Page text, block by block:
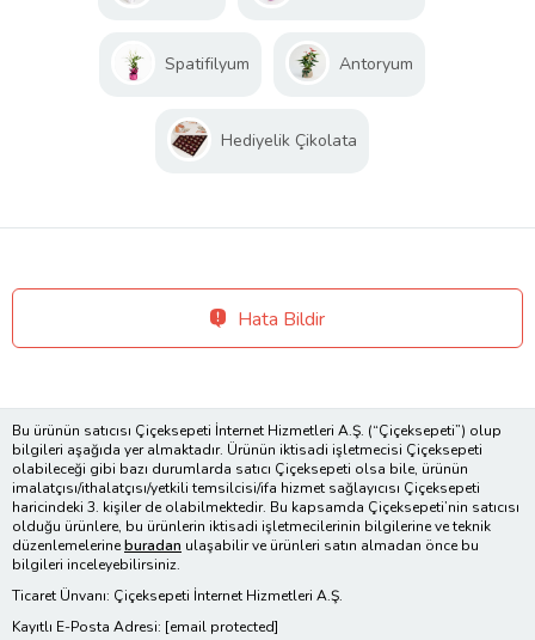
Spatifilyum Antoryum
Hediyelik Çikolata
Hata Bildir
Bu ürünün satıcısı Çiçeksepeti İnternet Hizmetleri A.Ş. (“Çiçeksepeti”) olup
bilgileri aşağıda yer almaktadır. Ürünün iktisadi işletmecisi Çiçeksepeti
olabileceği gibi bazı durumlarda satıcı Çiçeksepeti olsa bile, ürünün
imalatçısı/ithalatçısı/yetkili temsilcisi/ifa hizmet sağlayıcısı Çiçeksepeti
haricindeki 3. kişiler de olabilmektedir. Bu kapsamda Çiçeksepeti’nin satıcısı
olduğu ürünlere, bu ürünlerin iktisadi işletmecilerinin bilgilerine ve teknik
düzenlemelerineburadan ulaşabilir ve ürünleri satın almadan önce bu
bilgileri inceleyebilirsiniz.
Ticaret Ünvanı: Çiçeksepeti İnternet Hizmetleri A.Ş.
Kayıtlı E-Posta Adresi: [email protected]